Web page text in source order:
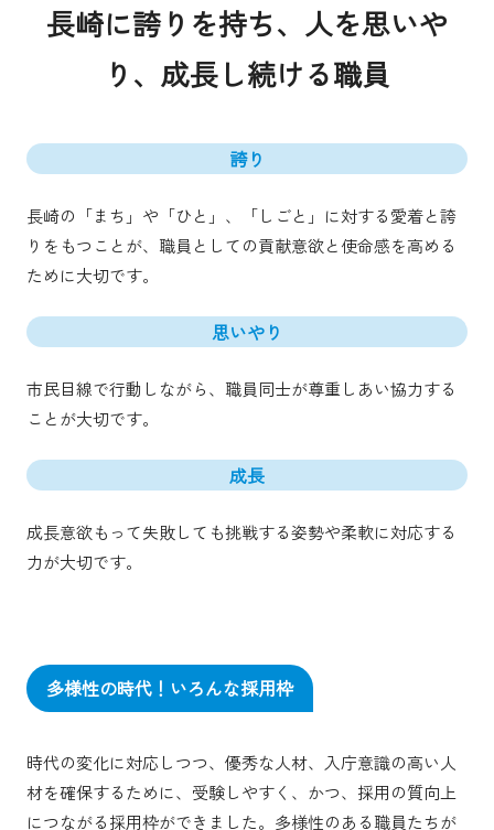
長崎に誇りを持ち、人を思いや
り、成長し続ける職員
誇り
長崎の「まち」や「ひと」、「しごと」に対する愛着と誇
りをもつことが、職員としての貢献意欲と使命感を高める
ために大切です。
思いやり
市民目線で行動しながら、職員同士が尊重しあい協力する
ことが大切です。
成長
成長意欲もって失敗しても挑戦する姿勢や柔軟に対応する
力が大切です。
多様性の時代！いろんな採用枠
時代の変化に対応しつつ、優秀な人材、入庁意識の高い人
材を確保するために、受験しやすく、かつ、採用の質向上
につながる採用枠ができました。多様性のある職員たちが